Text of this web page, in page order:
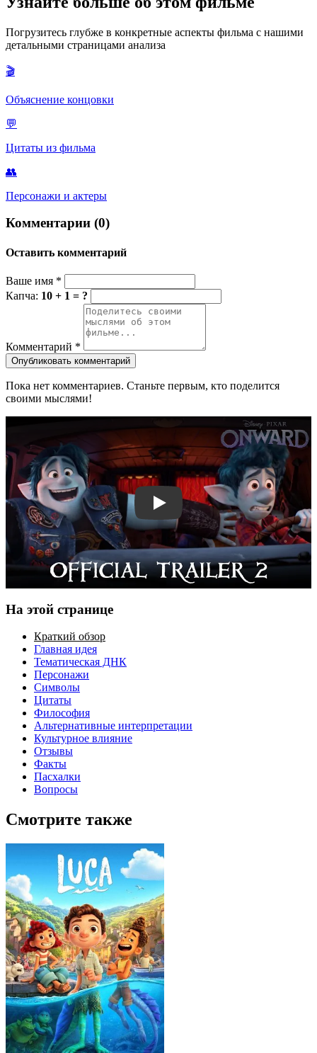
несмотря на потери и трудности. Это слово часто использует
продолжать путь, как в буквальном, так и в эмоциональном
смысле.
Погрузитесь глубже в конкретные аспекты фильма с нашими
детальными страницами анализа
🎬
Объяснение концовки
💬
Цитаты из фильма
👥
Персонажи и актеры
Комментарии (0)
Оставить комментарий
Ваше имя *
Капча: 10 + 1 = ?
Комментарий *
Опубликовать комментарий
Пока нет комментариев. Станьте первым, кто поделится
своими мыслями!
Смотреть трейлер
На этой странице
Краткий обзор
Главная идея
Тематическая ДНК
Персонажи
Символы
Цитаты
Философия
Альтернативные интерпретации
Культурное влияние
Отзывы
Факты
Пасхалки
Вопросы
Смотрите также